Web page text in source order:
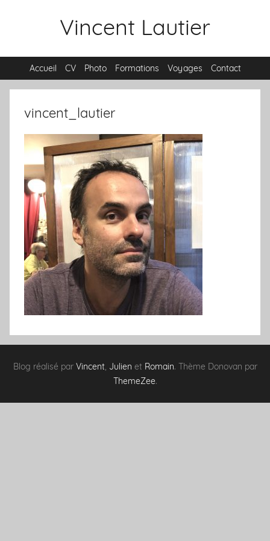
Vincent Lautier
Accueil CV Photo Formations Voyages Contact
vincent_lautier
Blog réalisé par Vincent, Julien et Romain. Thème Donovan par
ThemeZee.